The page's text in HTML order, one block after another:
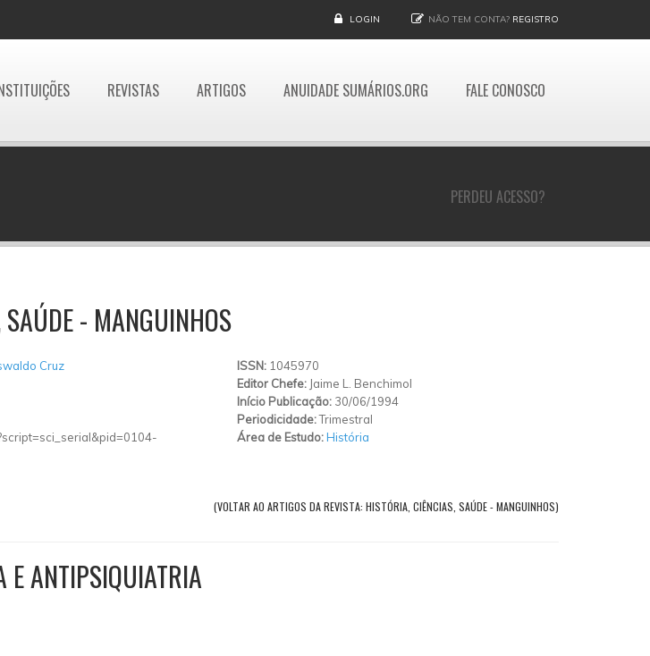
LOGIN NÃO TEM CONTA? REGISTRO
REVISTAS ARTIGOS ANUIDADE SUMÁRIOS.ORG FALE CONOSCO
PERDEU ACESSO?
- MANGUINHOS
Cruz
ISSN: 1045970
Editor Chefe: Jaime L. Benchimol
Início Publicação: 30/06/1994
Periodicidade:Trimestral
Área de Estudo:História
(VOLTAR AO ARTIGOS DA REVISTA: HISTÓRIA, CIÊNCIAS, SAÚDE - MANGUINHOS)
E ANTIPSIQUIATRIA